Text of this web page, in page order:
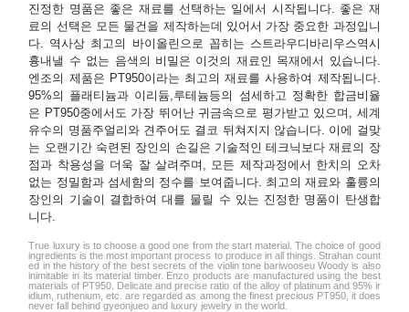
진정한 명품은 좋은 재료를 선택하는 일에서 시작됩니다. 좋은 재
료의 선택은 모든 물건을 제작하는데 있어서 가장 중요한 과정입니
다. 역사상 최고의 바이올린으로 꼽히는 스트라우디바리우스역시
흉내낼 수 없는 음색의 비밀은 이것의 재료인 목재에서 있습니다.
엔조의 제품은 PT950이라는 최고의 재료를 사용하여 제작됩니다.
95%의 플래티늄과 이리듐,루테늄등의 섬세하고 정확한 합금비율
은 PT950중에서도 가장 뛰어난 귀금속으로 평가받고 있으며, 세계
유수의 명품주얼리와 견주어도 결코 뒤쳐지지 않습니다. 이에 걸맞
는 오랜기간 숙련된 장인의 손길은 기술적인 테크닉보다 재료의 장
점과 착용성을 더욱 잘 살려주며, 모든 제작과정에서 한치의 오차
없는 정밀함과 섬세함의 정수를 보여줍니다. 최고의 재료와 훌륭의
장인의 기술이 결합하여 대를 물릴 수 있는 진정한 명품이 탄생합
니다.
True luxury is to choose a good one from the start material. The choice of good
ingredients is the most important process to produce in all things. Strahan count
ed in the history of the best secrets of the violin tone bariwooseu Woody is also
inimitable in its material timber. Enzo products are manufactured using the best
materials of PT950. Delicate and precise ratio of the alloy of platinum and 95% ir
idium, ruthenium, etc. are regarded as among the finest precious PT950, it does
never fall behind gyeonjueo and luxury jewelry in the world.